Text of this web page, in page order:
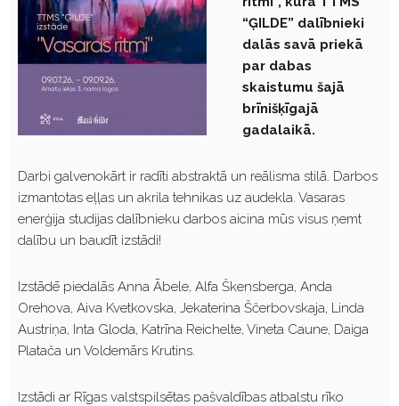
“ĢILDE” dalībnieki
dalās savā priekā
par dabas
skaistumu šajā
brīnišķīgajā
gadalaikā.
Darbi galvenokārt ir radīti abstraktā un reālisma stilā. Darbos
izmantotas eļļas un akrila tehnikas uz audekla. Vasaras
enerģija studijas dalībnieku darbos aicina mūs visus ņemt
dalību un baudīt izstādi!
Izstādē piedalās Anna Ābele, Alfa Škensberga, Anda
Orehova, Aiva Kvetkovska, Jekaterina Ščerbovskaja, Linda
Austriņa, Inta Gloda, Katrīna Reichelte, Vineta Caune, Daiga
Platača un Voldemārs Krutins.
Izstādi ar Rīgas valstspilsētas pašvaldības atbalstu rīko